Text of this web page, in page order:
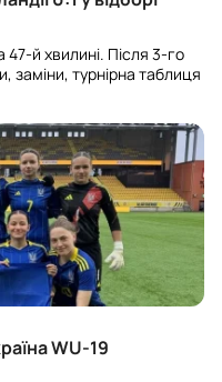
47-й хвилині. Після 3-го
заміни, турнірна таблиця
WU-19